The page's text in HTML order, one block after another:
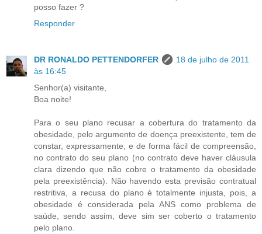
posso fazer ?
Responder
DR RONALDO PETTENDORFER
18 de julho de 2011
às 16:45
Senhor(a) visitante,
Boa noite!
Para o seu plano recusar a cobertura do tratamento da
obesidade, pelo argumento de doença preexistente, tem de
constar, expressamente, e de forma fácil de compreensão,
no contrato do seu plano (no contrato deve haver cláusula
clara dizendo que não cobre o tratamento da obesidade
pela preexistência). Não havendo esta previsão contratual
restritiva, a recusa do plano é totalmente injusta, pois, a
obesidade é considerada pela ANS como problema de
saúde, sendo assim, deve sim ser coberto o tratamento
pelo plano.